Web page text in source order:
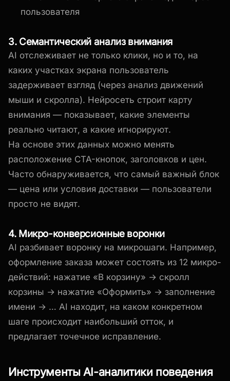
пользователя
3. Семантический анализ внимания
AI отслеживает не только клики, но и то, на
каких участках экрана пользователь
задерживает взгляд (через анализ движений
мыши и скролла). Нейросеть строит карту
внимания — показывает, какие элементы
реально читают, а какие игнорируют.
На основе этих данных можно менять
расположение CTA-кнопок, заголовков и цен.
Часто обнаруживается, что самый важный блок
— цена или условия доставки — пользователи
просто не видят.
4. Микро-конверсионные воронки
AI разбивает воронку на микрошаги. Например,
оформление заказа может состоять из 12 микро-
действий: нажатие «В корзину» → скролл
корзины → нажатие «Оформить» → заполнение
имени → … AI находит, на каком конкретном
шаге происходит наибольший отток, и
предлагает точечное исправление.
Инструменты AI-аналитики поведения